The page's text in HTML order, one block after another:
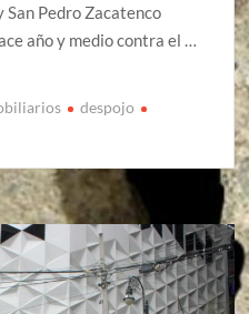
San Pedro Zacatenco
año y medio contra el …
despojo